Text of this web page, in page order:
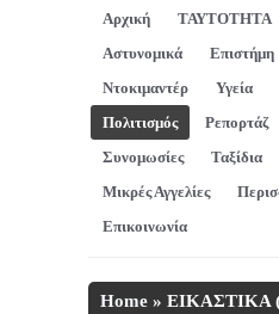
Αρχική ΤΑΥΤΟΤΗΤΑ
Αστυνομικά
Επιστήμη
Ντοκιμαντέρ
Υγεία
Πολιτισμός
Ρεπορτάζ
Συνομωσίες
Ταξίδια
Μικρές Αγγελίες
Επικοινωνία
Home » ΕΙΚΑΣΤΙΚΑ